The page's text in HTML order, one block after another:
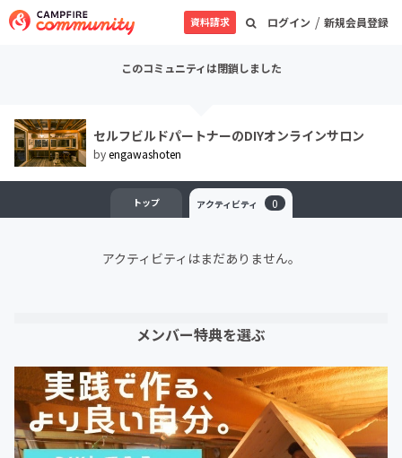
ログイン / 新規会員登録
資料請求
このコミュニティは閉鎖しました
セルフビルドパートナーのDIYオンラインサロン
byengawashoten
トップ アクティビティ 0
アクティビティはまだありません。
メンバー特典を選ぶ